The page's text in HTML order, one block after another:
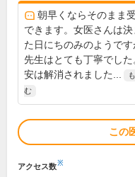
朝早くならそのまま
できます。女医さんは決
た日にちのみのようです
先生はとても丁寧でした
安は解消されました...
む
この
アクセス数※